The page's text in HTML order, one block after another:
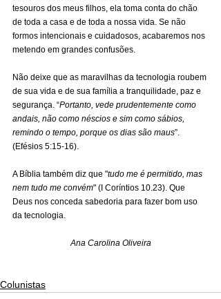
tesouros dos meus filhos, ela toma conta do chão
de toda a casa e de toda a nossa vida. Se não
formos intencionais e cuidadosos, acabaremos nos
metendo em grandes confusões.
Não deixe que as maravilhas da tecnologia roubem
de sua vida e de sua família a tranquilidade, paz e
segurança. “Portanto, vede prudentemente como
andais, não como néscios e sim como sábios,
remindo o tempo, porque os dias são maus”.
(Efésios 5:15-16).
A Bíblia também diz que "tudo me é permitido, mas
nem tudo me convém" (I Coríntios 10.23). Que
Deus nos conceda sabedoria para fazer bom uso
da tecnologia.
Ana Carolina Oliveira
Colunistas